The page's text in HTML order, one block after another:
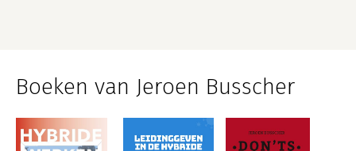
Boeken van Jeroen Busscher